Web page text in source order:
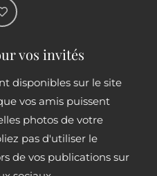
vos invités
disponibles sur le site
vos amis puissent
photos de votre
pas d'utiliser le
de vos publications sur